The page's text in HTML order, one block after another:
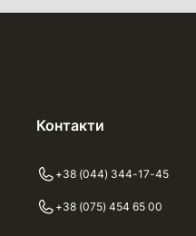
Контакти
+38 (044) 344-17-45
+38 (075) 454 65 00